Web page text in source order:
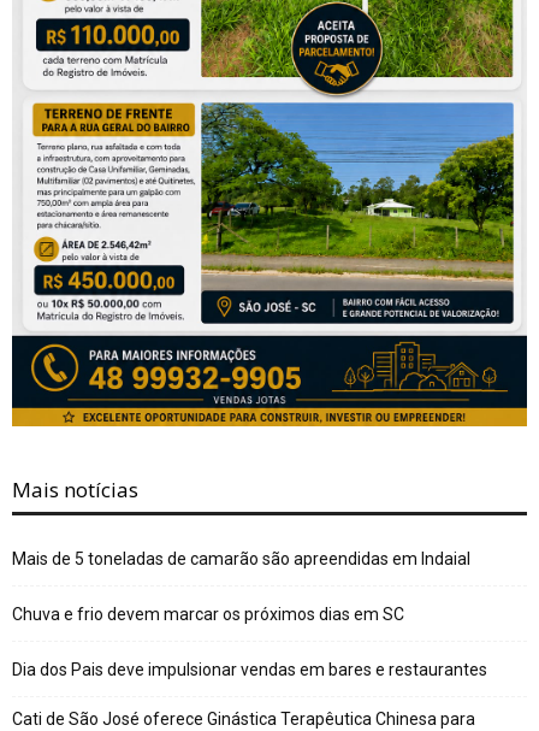
Mais notícias
Mais de 5 toneladas de camarão são apreendidas em Indaial
Chuva e frio devem marcar os próximos dias em SC
Dia dos Pais deve impulsionar vendas em bares e restaurantes
Cati de São José oferece Ginástica Terapêutica Chinesa para